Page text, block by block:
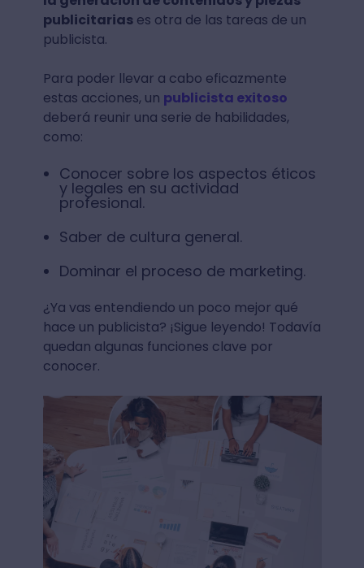
publicitariases otra de las tareas de un
publicista.
Para poder llevar a cabo eficazmente
estas acciones, un publicista exitoso
deberá reunir una serie de habilidades,
como:
Conocer sobre los aspectos éticos
y legales en su actividad
profesional.
Saber de cultura general.
Dominar el proceso de marketing.
¿Ya vas entendiendo un poco mejor qué
hace un publicista? ¡Sigue leyendo! Todavía
quedan algunas funciones clave por
conocer.